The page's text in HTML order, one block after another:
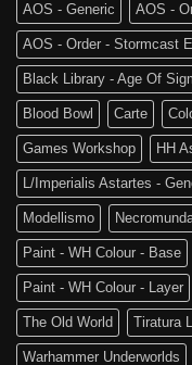
AOS - Generic AOS -
AOS - Order - Stormcast
Black Library - Age Of
Blood Bowl Carte
Games Workshop HH
L/Imperialis Astartes -
Modellismo
Paint - WH Colour - Base
Paint - WH Colour - Layer
The Old World Tiratura
Warhammer Underworlds